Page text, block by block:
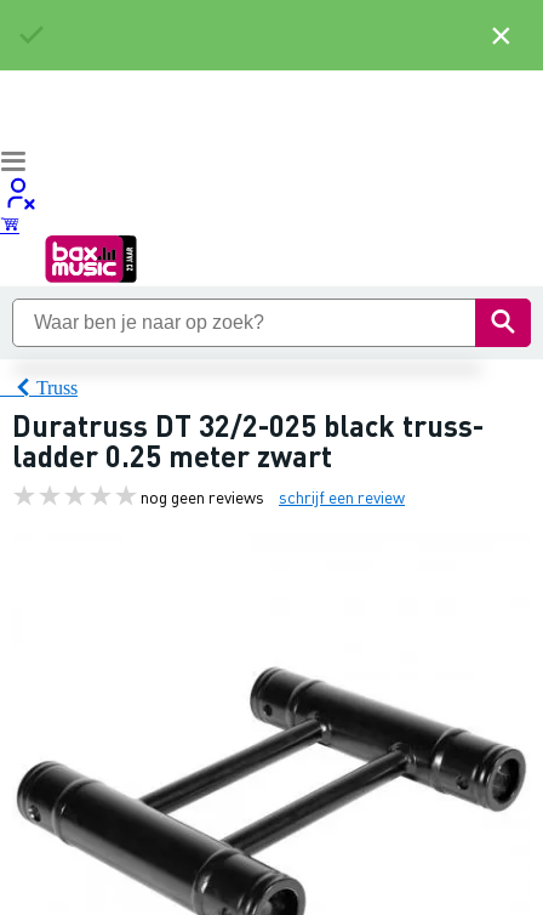
Truss
Duratruss DT 32/2-025 black truss-
ladder 0.25 meter zwart
nog geen reviews schrijf een review
×